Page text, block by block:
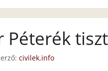
Péterék
civilek.info